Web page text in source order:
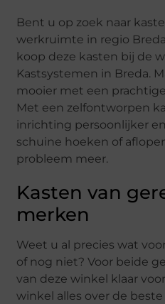
Bent u op zoek naar
werkruimte in regio
koop deze kasten bij de
Kastsystemen in Breda.
mooier met een
Met een zelfontworpen
inrichting persoonlijker
schuine hoeken of
probleem meer.
Kasten van
merken
Weet u al precies wat
of nog niet? Voor beide
van deze winkel klaar
winkel alles over de